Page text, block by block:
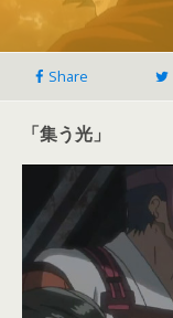
Share
「集う光」